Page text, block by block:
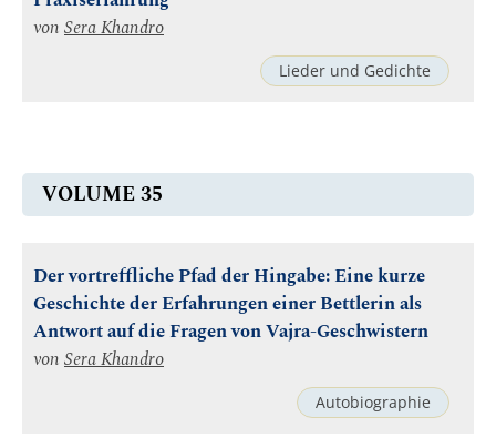
von Sera Khandro
Lieder und Gedichte
VOLUME 35
Der vortreffliche Pfad der Hingabe: Eine kurze
Geschichte der Erfahrungen einer Bettlerin als
Antwort auf die Fragen von Vajra-Geschwistern
von Sera Khandro
Autobiographie